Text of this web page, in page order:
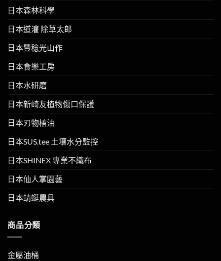
日本森林科學
日本道灌 除草太郎
日本豐稔光山作
日本食樂工房
日本水研磨
日本新崎友植物傷口保護
日本刃物椿油
日本SUS.tee 土壤水分監控
日本SHINEX 專業不織布
日本仙人掌園藝
日本蜻蜓農具
商品分類
金屬油桶